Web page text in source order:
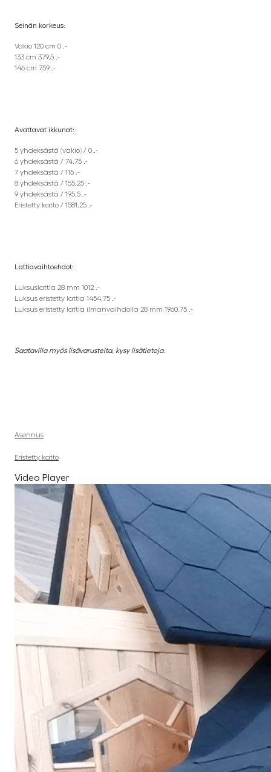
Seinän korkeus:
Vakio 120 cm 0 .-
133 cm 379,5 .-
146 cm 759 .-
Avattavat ikkunat:
5 yhdeksästä (vakio) / 0 .-
6 yhdeksästä / 74,75 .-
7 yhdeksästä / 115 .-
8 yhdeksästä / 155,25 .-
9 yhdeksästä / 195,5 .-
Eristetty katto / 1581,25 .-
Lattiavaihtoehdot:
Luksuslattia 28 mm 1012 .-
Luksus eristetty lattia 1454,75 .-
Luksus eristetty lattia ilmanvaihdolla 28 mm 1960,75 .-
Saatavilla myös lisävarusteita, kysy lisätietoja.
Asennus
Eristetty katto
Video Player